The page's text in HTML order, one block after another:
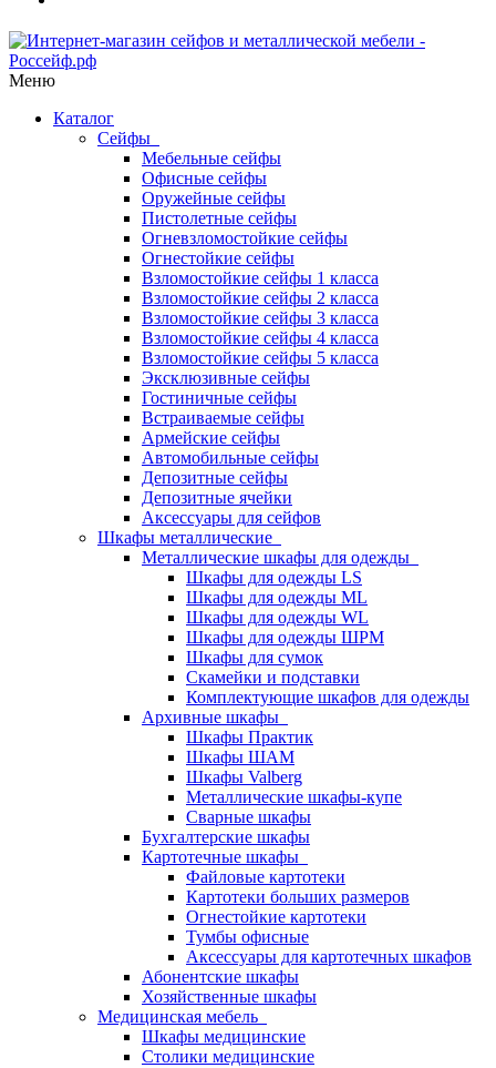
Меню
Каталог
Сейфы
Мебельные сейфы
Офисные сейфы
Оружейные сейфы
Пистолетные сейфы
Огневзломостойкие сейфы
Огнестойкие сейфы
Взломостойкие сейфы 1 класса
Взломостойкие сейфы 2 класса
Взломостойкие сейфы 3 класса
Взломостойкие сейфы 4 класса
Взломостойкие сейфы 5 класса
Эксклюзивные сейфы
Гостиничные сейфы
Встраиваемые сейфы
Армейские сейфы
Автомобильные сейфы
Депозитные сейфы
Депозитные ячейки
Аксессуары для сейфов
Шкафы металлические
Металлические шкафы для одежды
Шкафы для одежды LS
Шкафы для одежды ML
Шкафы для одежды WL
Шкафы для одежды ШРМ
Шкафы для сумок
Скамейки и подставки
Комплектующие шкафов для одежды
Архивные шкафы
Шкафы Практик
Шкафы ШАМ
Шкафы Valberg
Металлические шкафы-купе
Сварные шкафы
Бухгалтерские шкафы
Картотечные шкафы
Файловые картотеки
Картотеки больших размеров
Огнестойкие картотеки
Тумбы офисные
Аксессуары для картотечных шкафов
Абонентские шкафы
Хозяйственные шкафы
Медицинская мебель
Шкафы медицинские
Столики медицинские